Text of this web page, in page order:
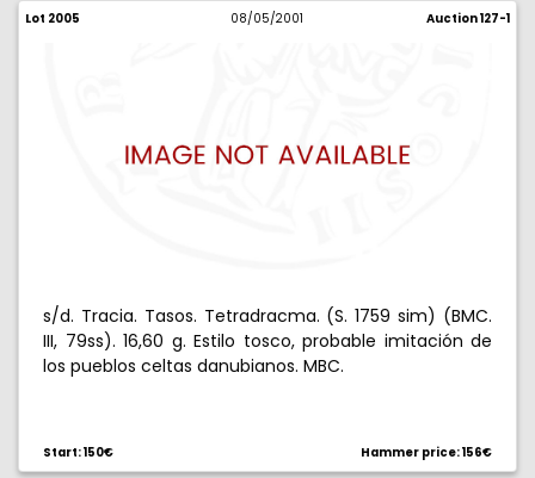
Lot 2005 08/05/2001 Auction 127-1
s/d. Tracia. Tasos. Tetradracma. (S. 1759 sim) (BMC.
III, 79ss). 16,60 g. Estilo tosco, probable imitación de
los pueblos celtas danubianos. MBC.
Start: 150€ Hammer price: 156€